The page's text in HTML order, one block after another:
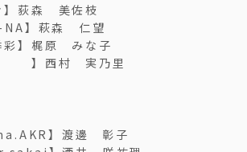
】荻森 美佐枝
】萩森 仁望
彩】梶原 みな子
】西村 実乃里
】渡邊 彰子